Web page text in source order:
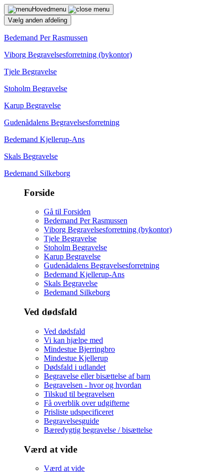
Hovedmenu
Vælg anden afdeling
Bedemand Per Rasmussen
Viborg Begravelsesforretning (bykontor)
Tjele Begravelse
Stoholm Begravelse
Karup Begravelse
Gudenådalens Begravelsesforretning
Bedemand Kjellerup-Ans
Skals Begravelse
Bedemand Silkeborg
Forside
Gå til Forsiden
Bedemand Per Rasmussen
Viborg Begravelsesforretning (bykontor)
Tjele Begravelse
Stoholm Begravelse
Karup Begravelse
Gudenådalens Begravelsesforretning
Bedemand Kjellerup-Ans
Skals Begravelse
Bedemand Silkeborg
Ved dødsfald
Ved dødsfald
Vi kan hjælpe med
Mindestue Bjerringbro
Mindestue Kjellerup
Dødsfald i udlandet
Begravelse eller bisættelse af barn
Begravelsen - hvor og hvordan
Tilskud til begravelsen
Få overblik over udgifterne
Prisliste udspecificeret
Begravelsesguide
Bæredygtig begravelse / bisættelse
Værd at vide
Værd at vide